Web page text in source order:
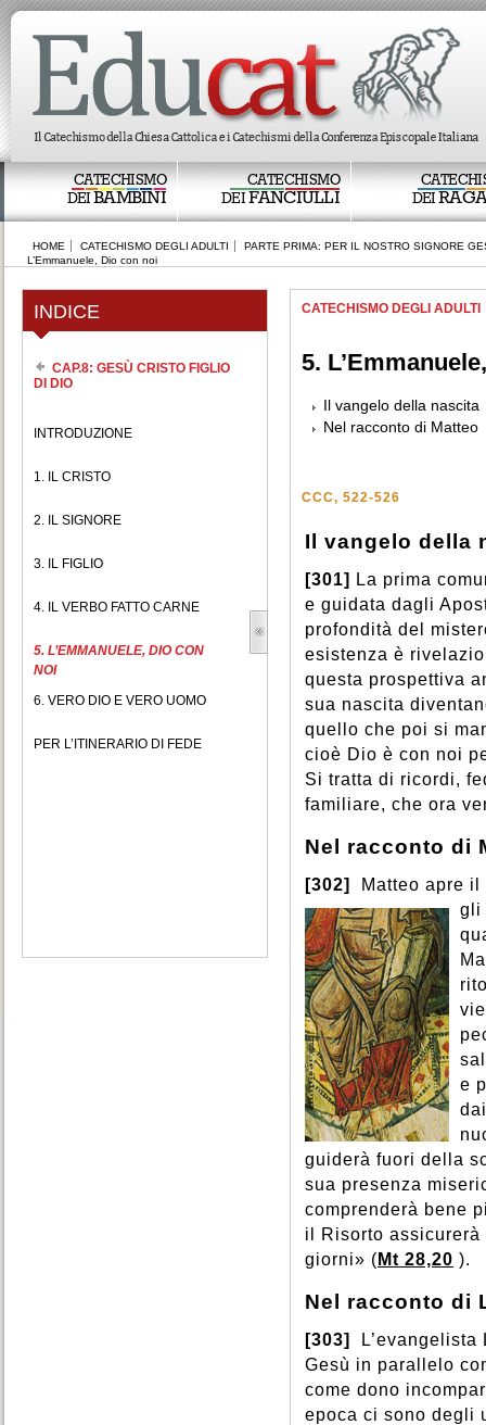
CATECHISMO
DEIBAMBINI
CATECHISMO
DEIFANCIULLI
DEI
HOME CATECHISMO DEGLI ADULTI
PARTE PRIMA: PER IL NOSTRO SIGNORE
L’Emmanuele, Dio con noi
INDICE
CAP.8: GESÙ CRISTO FIGLIO
DI DIO
INTRODUZIONE
1. IL CRISTO
2. IL SIGNORE
3. IL FIGLIO
4. IL VERBO FATTO CARNE
5. L’EMMANUELE, DIO CON
NOI
6. VERO DIO E VERO UOMO
PER L’ITINERARIO DI FEDE
CATECHISMO DEGLI ADULTI
5.
Il vangelo della nascita
Nel racconto di Matteo
CCC, 522-526
Il vangelo della
[301]
La prima
e guidata dagli
profondità del
esistenza è
questa prospettiva
sua nascita
quello che poi si
cioè Dio è con noi
Si tratta di ricordi,
familiare, che ora
Nel racconto di
[302]
Matteo apre
gli
e
guiderà fuori della
sua presenza
comprenderà bene
il Risorto
giorni» ( Mt 28,20 ).
Nel racconto di
[303]
Gesù in parallelo
come dono
epoca ci sono degli